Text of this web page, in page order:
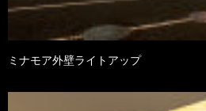
ミナモア外壁ライトアップ